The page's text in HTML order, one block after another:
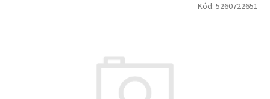
Kód: 5260722651